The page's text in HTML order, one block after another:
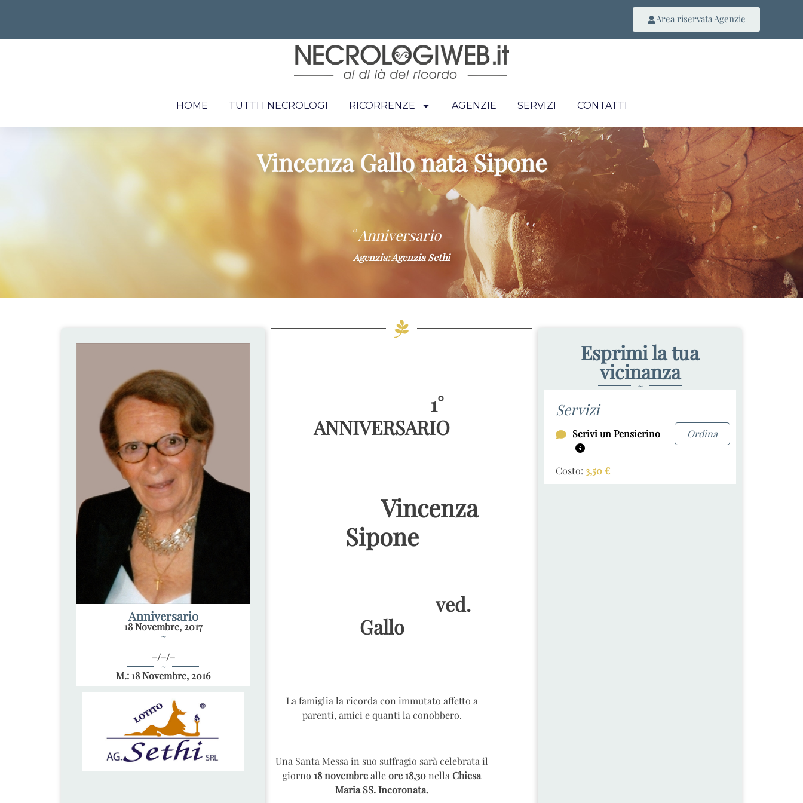
Area riservata Agenzie
HOME TUTTI I NECROLOGI RICORRENZE AGENZIE SERVIZI CONTATTI
Vincenza Gallo nata Sipone
~
° Anniversario –
Agenzia: Agenzia Sethi
Anniversario
18 Novembre, 2017
~
–/–/–
~
M.: 18 Novembre, 2016
1°
ANNIVERSARIO
Vincenza
Sipone
ved.
Gallo
La famiglia la ricorda con immutato affetto a
parenti, amici e quanti la conobbero.
Una Santa Messa in suo suffragio sarà celebrata il
giorno18 novembrealleore 18,30 nella Chiesa
Maria SS. Incoronata.
Esprimi la tua
vicinanza
~
Servizi
Scrivi un Pensierino Ordina
Costo: 3,50€